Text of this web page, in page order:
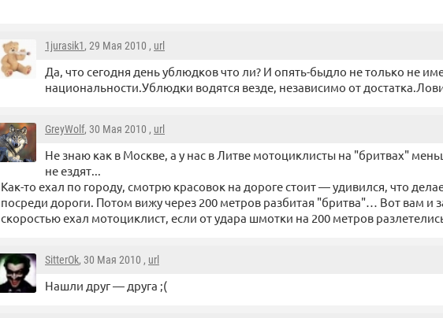
1jurasik1, 29 Мая 2010 , url
Да, что сегодня день ублюдков что ли? И опять-быдло не только не
национальности.Ублюдки водятся везде, независимо от
GreyWolf, 30 Мая 2010 , url
Не знаю как в Москве, а у нас в Литве мотоциклисты на "бритвах"
не ездят...
Как-то ехал по городу, смотрю красовок на дороге стоит — удивился, что
посреди дороги. Потом вижу через 200 метров разбитая "бритва"… Вот вам и
скоростью ехал мотоциклист, если от удара шмотки на 200 метров
SitterOk, 30 Мая 2010 , url
Нашли друг — друга ;(